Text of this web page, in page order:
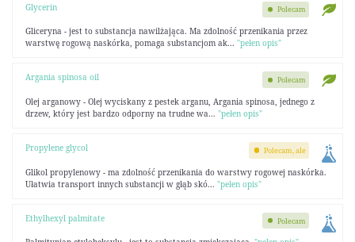
Glycerin
Gliceryna - jest to substancja nawilżająca. Ma zdolność przenikania przez
warstwę rogową naskórka, pomaga substancjom ak... "pełen opis"
Polecam
Argania spinosa oil
Olej arganowy - Olej wyciskany z pestek arganu, Argania spinosa, jednego z
drzew, który jest bardzo odporny na trudne wa... "pełen opis"
Polecam
Propylene glycol
Glikol propylenowy - ma zdolność przenikania do warstwy rogowej naskórka.
Ułatwia transport innych substancji w głąb skó... "pełen opis"
Polecam, ale
Ethylhexyl palmitate Polecam